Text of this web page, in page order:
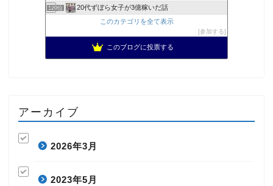
120位
20代ずぼら女子が3億稼いだ話
このカテゴリを全て表示
参加する
このブログに投票する
アーカイブ
2026年3月
2023年5月